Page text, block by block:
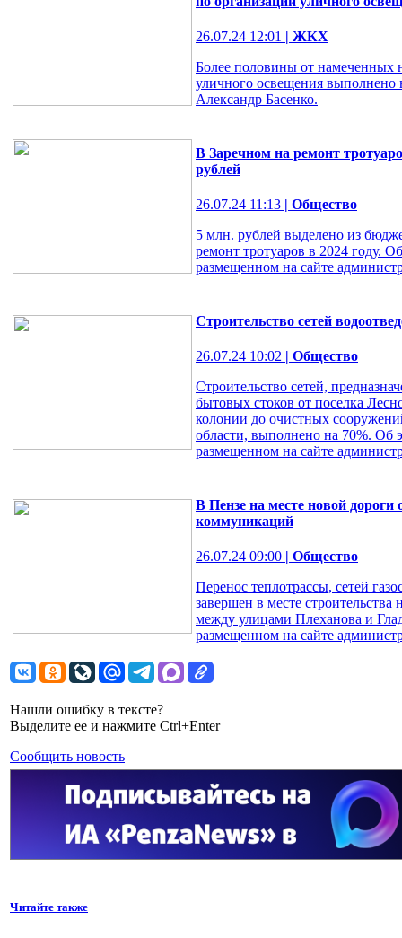
26.07.24 12:01 | ЖКХ
Более половины от намеченных
уличного освещения выполнено
Александр Басенко.
В Заречном на ремонт
рублей
26.07.24 11:13 | Общество
5 млн. рублей выделено из
ремонт тротуаров в 2024 году.
размещенном на сайте
Строительство сетей
26.07.24 10:02 | Общество
Строительство сетей,
бытовых стоков от поселка
колонии до очистных
области, выполнено на 70%. Об
размещенном на сайте
В Пензе на месте новой дороги
коммуникаций
26.07.24 09:00 | Общество
Перенос теплотрассы, сетей
завершен в месте
между улицами Плеханова и
размещенном на сайте
Нашли ошибку в тексте?
Выделите ее и нажмите Ctrl+Enter
Сообщить новость
Читайте также